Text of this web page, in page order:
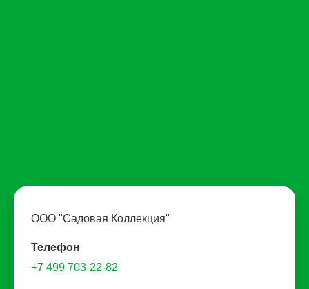
ООО "Садовая Коллекция"
Телефон
+7 499 703-22-82